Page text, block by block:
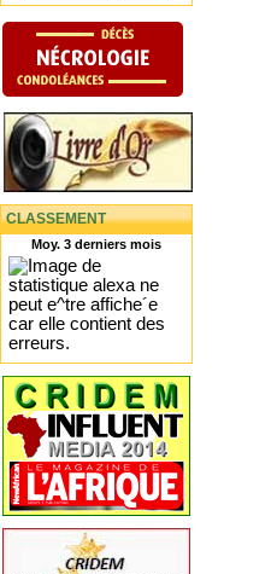
CLASSEMENT
Moy. 3 derniers mois